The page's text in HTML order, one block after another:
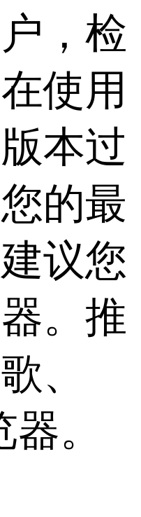
，检
使用
本过
的最
议您
。推
、
。